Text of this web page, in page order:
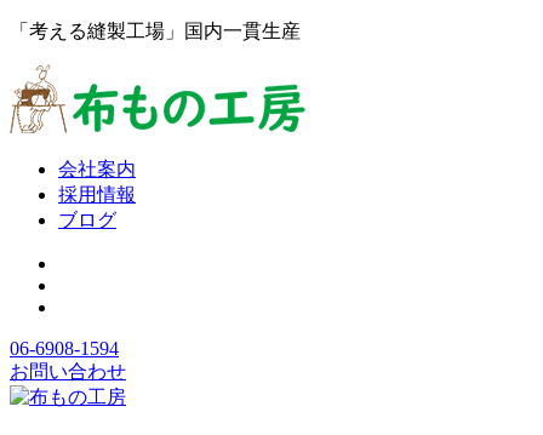
「考える縫製工場」国内一貫生産
会社案内
採用情報
ブログ
06-6908-1594
お問い合わせ